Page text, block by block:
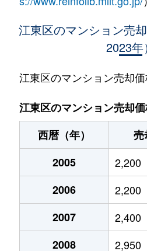
9,400万円
有明
9,900万円
有明
10,000万円
有明
6,900万円
8,000万円
8,100万円
7,000万円
5,600万円
江東区のマンション売
2023年）
江東区のマンション売却価
江東区のマンション売却
西暦（年）
売
2005
2,200
2006
2,200
2007
2,400
2008
2,950